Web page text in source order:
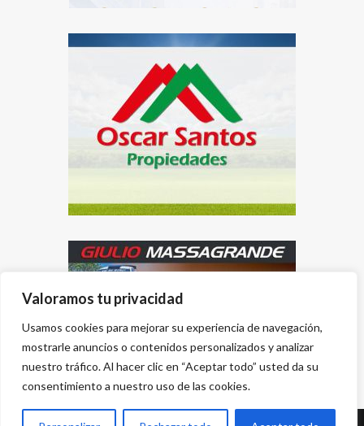
Valoramos tu privacidad
Usamos cookies para mejorar su experiencia de navegación,
mostrarle anuncios o contenidos personalizados y analizar
nuestro tráfico. Al hacer clic en “Aceptar todo” usted da su
consentimiento a nuestro uso de las cookies.